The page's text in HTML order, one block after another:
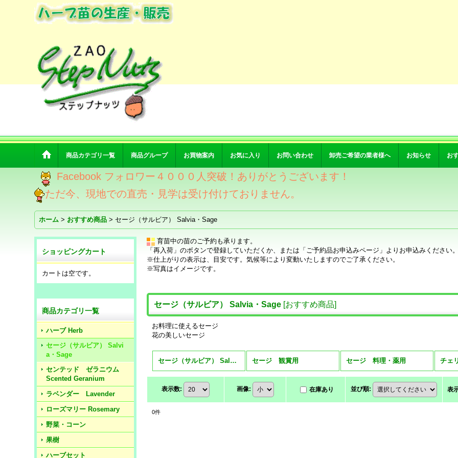
商品カテゴリ一覧 商品グループ お買物案内 お気に入り お問い合わせ 卸売ご希望の業者様へ お知らせ お
Facebook フォロワー４０００人突破！ありがとうございます！
ただ今、現地での直売・見学は受け付けておりません。
ホーム > おすすめ商品 > セージ（サルビア） Salvia・Sage
ショッピングカート
カートは空です。
商品カテゴリ一覧
ハーブ Herb
セージ（サルビア） Salvi
a・Sage
センテッド ゼラニウム
Scented Geranium
ラベンダー Lavender
ローズマリー Rosemary
野菜・コーン
果樹
ハーブセット
育苗中の苗のご予約も承ります。
「再入荷」のボタンで登録していただくか、または「ご予約品お申込みページ」よりお申込みください。
※仕上がりの表示は、目安です。気候等により変動いたしますのでご了承ください。
※写真はイメージです。
セージ（サルビア） Salvia・Sage [おすすめ商品]
お料理に使えるセージ
花の美しいセージ
セージ（サルビア） Salvia・Sage (全商品) セージ 観賞用 セージ 料理・薬用 チェ
表示数: 画像: 在庫あり 並び順: 表
0件